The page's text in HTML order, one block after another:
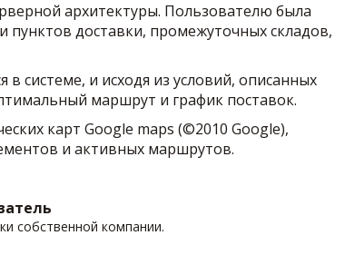
архитектуры. Пользователю была
пунктов доставки, промежуточных складов,
системе, и исходя из условий, описанных
маршрут и график поставок.
карт Google maps (©2010 Google),
и активных маршрутов.
собственной компании.